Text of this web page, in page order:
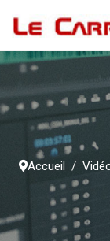
Accueil